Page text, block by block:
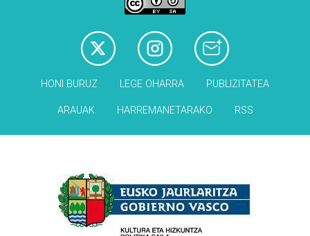
HONI BURUZ LEGE OHARRA PUBLIZITATEA
ARAUAK HARREMANETARAKO RSS